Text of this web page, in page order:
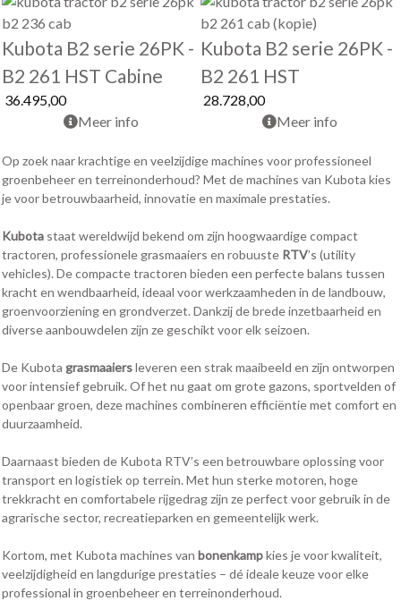
Kubota B2 serie 26PK -
B2 261 HST Cabine
36.495,00
Meer info
Kubota B2 serie 26PK -
B2 261 HST
28.728,00
Meer info
Op zoek naar krachtige en veelzijdige machines voor professioneel
groenbeheer en terreinonderhoud? Met de machines van Kubota kies
je voor betrouwbaarheid, innovatie en maximale prestaties.
Kubota staat wereldwijd bekend om zijn hoogwaardige compact
tractoren, professionele grasmaaiers en robuuste RTV’s (utility
vehicles). De compacte tractoren bieden een perfecte balans tussen
kracht en wendbaarheid, ideaal voor werkzaamheden in de landbouw,
groenvoorziening en grondverzet. Dankzij de brede inzetbaarheid en
diverse aanbouwdelen zijn ze geschikt voor elk seizoen.
De Kubota grasmaaiersleveren een strak maaibeeld en zijn ontworpen
voor intensief gebruik. Of het nu gaat om grote gazons, sportvelden of
openbaar groen, deze machines combineren efficiëntie met comfort en
duurzaamheid.
Daarnaast bieden de Kubota RTV’s een betrouwbare oplossing voor
transport en logistiek op terrein. Met hun sterke motoren, hoge
trekkracht en comfortabele rijgedrag zijn ze perfect voor gebruik in de
agrarische sector, recreatieparken en gemeentelijk werk.
Kortom, met Kubota machines van bonenkampkies je voor kwaliteit,
veelzijdigheid en langdurige prestaties – dé ideale keuze voor elke
professional in groenbeheer en terreinonderhoud.